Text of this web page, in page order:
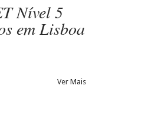
Nível 5
em Lisboa
Ver Mais